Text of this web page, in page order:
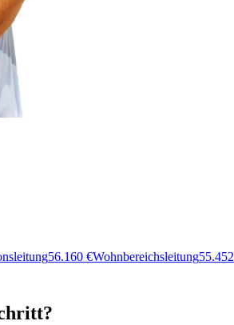
56.160 €Wohnbereichsleitung55.452